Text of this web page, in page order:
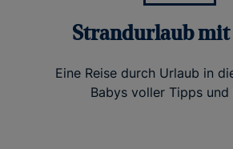
Strandurlaub mit
Eine Reise durch Urlaub in
Babys voller Tipps und